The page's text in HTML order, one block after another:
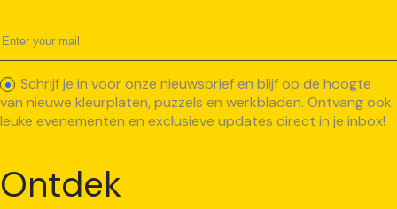
Schrijf je in voor onze nieuwsbrief en blijf op de hoogte
van nieuwe kleurplaten, puzzels en werkbladen. Ontvang ook
leuke evenementen en exclusieve updates direct in je inbox!
Ontdek